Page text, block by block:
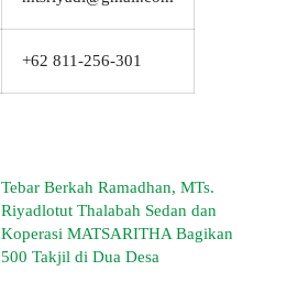
+62 811-256-301
Tebar Berkah Ramadhan, MTs.
Riyadlotut Thalabah Sedan dan
Koperasi MATSARITHA Bagikan
500 Takjil di Dua Desa